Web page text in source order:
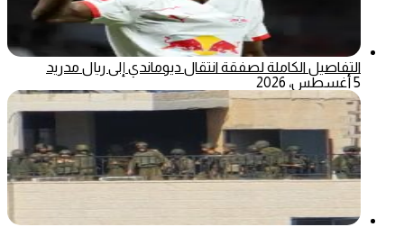
التفاصيل الكاملة لصفقة انتقال ديوماندي إلى ريال مدريد
5 أغسطس، 2026